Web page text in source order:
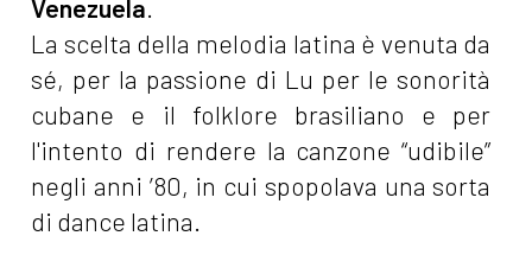
Venezuela.
La scelta della melodia latina è venuta da
sé, per la passione di Lu per le sonorità
cubane e il folklore brasiliano e per
l'intento di rendere la canzone “udibile”
negli anni ’80, in cui spopolava una sorta
di dance latina.